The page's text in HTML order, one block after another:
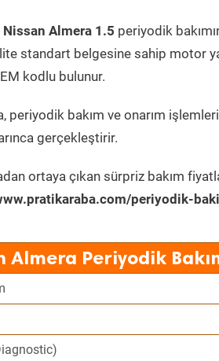
Almera 1.5 periyodik
standart belgesine sahip motor
kodlu bulunur.
periyodik bakım ve onarım
gerçekleştirir.
ortaya çıkan sürpriz bakım
periyodik-
Almera Periyodik